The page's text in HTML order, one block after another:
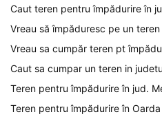
Caut teren pentru împădurire în
Vreau să împăduresc pe un
Vreau sa cumpăr teren pt
Caut sa cumpar un teren in
Teren pentru împădurire în jud.
Teren pentru împădurire în